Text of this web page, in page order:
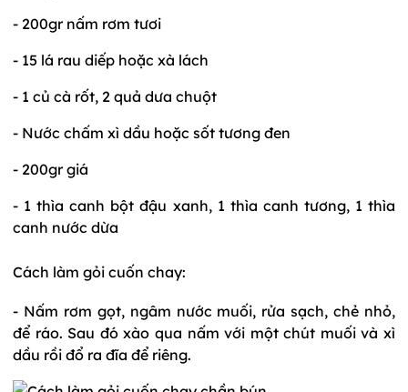
- 200gr nấm rơm tươi
- 15 lá rau diếp hoặc xà lách
- 1 củ cà rốt, 2 quả dưa chuột
- Nước chấm xì dầu hoặc sốt tương đen
- 200gr giá
- 1 thìa canh bột đậu xanh, 1 thìa canh tương, 1 thìa
canh nước dừa
Cách làm gỏi cuốn chay:
- Nấm rơm gọt, ngâm nước muối, rửa sạch, chẻ nhỏ,
để ráo. Sau đó xào qua nấm với một chút muối và xì
dầu rồi đổ ra đĩa để riêng.